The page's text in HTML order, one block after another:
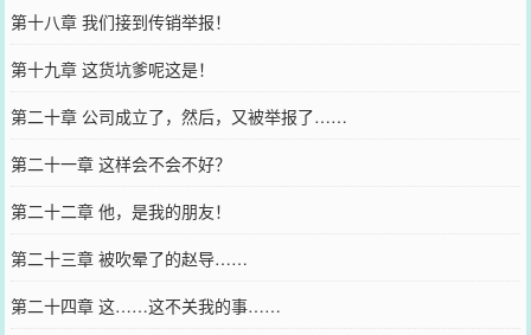
第十八章 我们接到传销举报！
第十九章 这货坑爹呢这是！
第二十章 公司成立了，然后，又被举报了……
第二十一章 这样会不会不好？
第二十二章 他，是我的朋友！
第二十三章 被吹晕了的赵导……
第二十四章 这……这不关我的事……